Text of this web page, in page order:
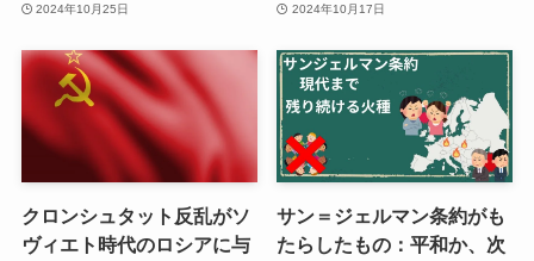
2024年10月25日 2024年10月17日
クロンシュタット反乱がソ
ヴィエト時代のロシアに与
サン＝ジェルマン条約がも
たらしたもの：平和か、次